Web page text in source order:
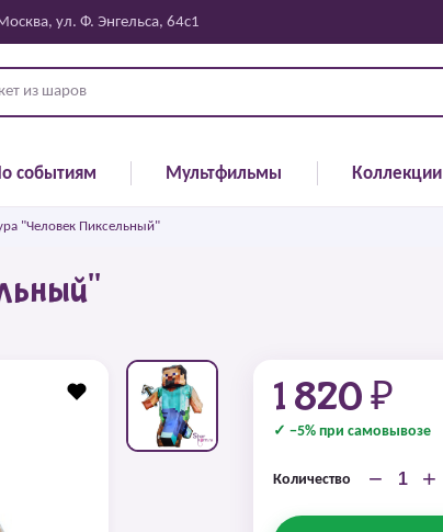
ул. Ф. Энгельса, 64с1
событиям Мультфильмы Коллекции
"Человек Пиксельный"
1 820 ₽
✓ −5% при самовывозе
Количество − +